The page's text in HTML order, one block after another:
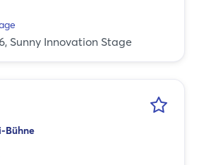
Sunny Innovation Stage
Bühne